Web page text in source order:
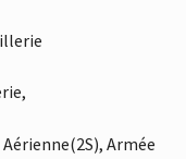
Armée